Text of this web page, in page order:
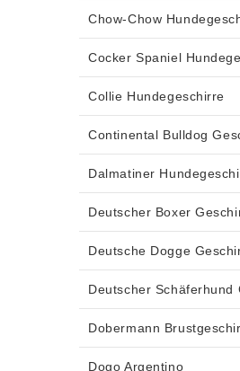
Chow-Chow
Cocker Spaniel
Collie Hundegeschirre
Continental Bulldog
Dalmatiner
Deutscher Boxer
Deutsche Dogge
Deutscher Schäferhund
Dobermann
Dogo Argentino